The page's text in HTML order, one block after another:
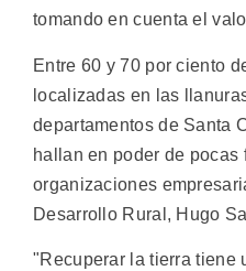
tomando en cuenta el
Entre 60 y 70 por ciento
localizadas en las
departamentos de Santa
hallan en poder de
organizaciones
Desarrollo Rural, Hugo
"Recuperar la tierra tiene